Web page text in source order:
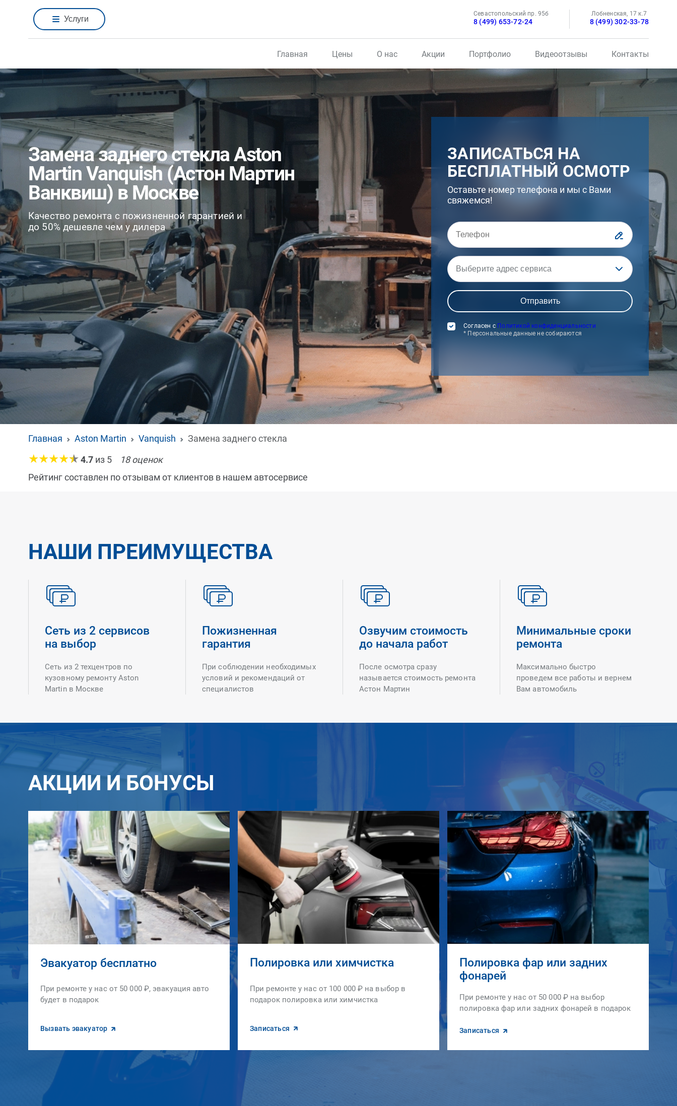
Услуги
Севастопольский пр. 95б
8 (499) 653-72-24
Лобненская, 17 к.7
8 (499) 302-33-78
Главная Цены О нас Акции Портфолио Видеоотзывы Контакты
Замена заднего стекла Aston
Martin Vanquish (Астон Мартин
Ванквиш) в Москве
Качество ремонта с пожизненной гарантией и
до 50% дешевле чем у дилера
ЗАПИСАТЬСЯ НА
БЕСПЛАТНЫЙ ОСМОТР
Оставьте номер телефона и мы с Вами
свяжемся!
Выберите адрес сервиса
Согласен с Политикой конфиденциальности
* Персональные данные не собираются
Главная Aston Martin Vanquish
Замена заднего стекла
4.7 из 5 18оценок
Рейтинг составлен по отзывам от клиентов в нашем автосервисе
НАШИ ПРЕИМУЩЕСТВА
Сеть из 2 сервисов
на выбор
Сеть из 2 техцентров по
кузовному ремонту Aston
Martin в Москве
Пожизненная
гарантия
При соблюдении необходимых
условий и рекомендаций от
специалистов
Озвучим стоимость
до начала работ
После осмотра сразу
называется стоимость ремонта
Астон Мартин
Минимальные сроки
ремонта
Максимально быстро
проведем все работы и вернем
Вам автомобиль
АКЦИИ И БОНУСЫ
Эвакуатор бесплатно
При ремонте у нас от 50 000 ₽, эвакуация авто
будет в подарок
Вызвать эвакуатор
Полировка или химчистка
При ремонте у нас от 100 000 ₽ на выбор в
подарок полировка или химчистка
Записаться
Полировка фар или задних
фонарей
При ремонте у нас от 50 000 ₽ на выбор
полировка фар или задних фонарей в подарок
Записаться